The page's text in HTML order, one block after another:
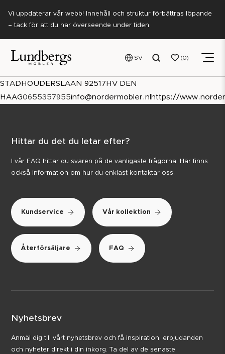
Vi uppdaterar vår webb! Innehåll och struktur förbättras löpande
– tack för att du har överseende under tiden.
SV 0
STADHOUDERSLAAN 92517 HV DEN
HAAG0655357955info@nordermobler.nl https://
Hittar du det du letar efter?
I vår FAQ hittar du svaren på de vanligaste frågorna. Här finns
också information om hur du enklast kontaktar oss.
Kundservice Vår kollektion
Återförsäljare FAQ
Nyhetsbrev
Anmäl dig till vårt nyhetsbrev och få inspiration, erbjudanden
och nyheter direkt i din inkorg. Ta del av de senaste